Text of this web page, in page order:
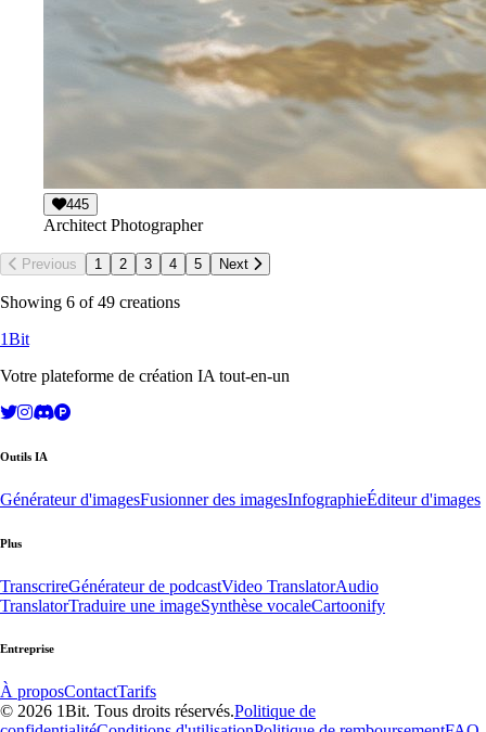
445
Architect Photographer
Previous 1 2 3 4 5 Next
Showing 6 of 49 creations
1Bit
Votre plateforme de création IA tout-en-un
Outils IA
Générateur d'imagesFusionner des imagesInfographieÉditeur d'images
Plus
TranscrireGénérateur de podcastVideo TranslatorAudio
TranslatorTraduire une imageSynthèse vocaleCartoonify
Entreprise
À proposContactTarifs
© 2026 1Bit. Tous droits réservés.Politique de